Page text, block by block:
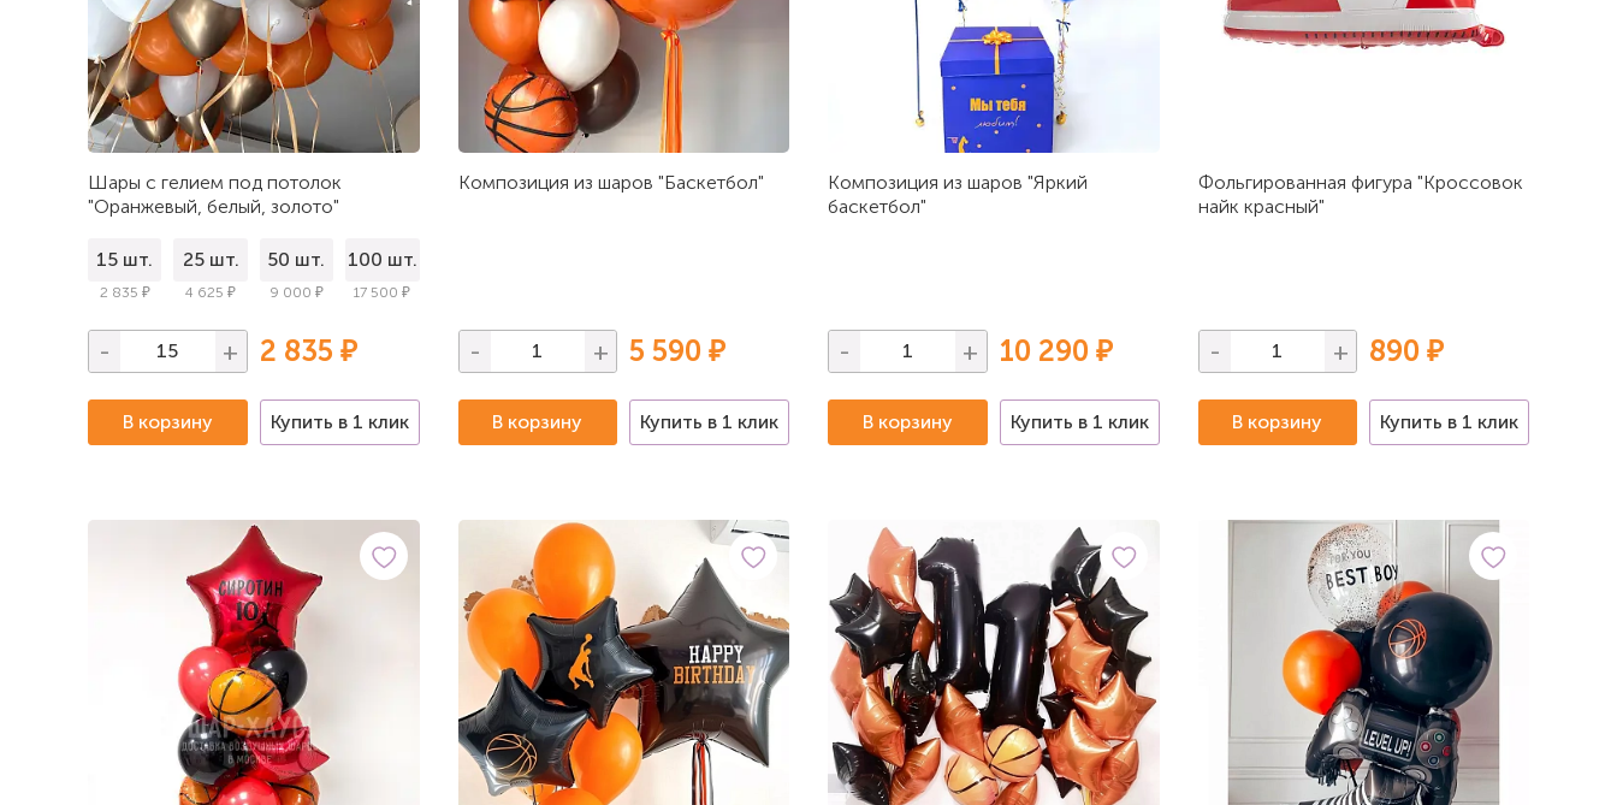
Шары с гелием под потолок
"Оранжевый, белый, золото"
15 шт.
2 835 ₽
25 шт.
4 625 ₽
50 шт.
9 000 ₽
100 шт.
17 500 ₽
- + 2 835 ₽
В корзину Купить в 1 клик
Композиция из шаров "Баскетбол"
- + 5 590 ₽
В корзину Купить в 1 клик
Композиция из шаров "Яркий
баскетбол"
- + 10 290 ₽
В корзину Купить в 1 клик
Фольгированная фигура "Кроссовок
найк красный"
- + 890 ₽
В корзину Купить в 1 клик